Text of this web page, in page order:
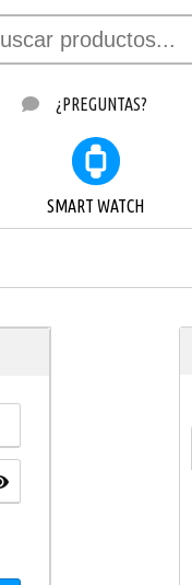
¿PREGUNTAS?
SMART WATCH